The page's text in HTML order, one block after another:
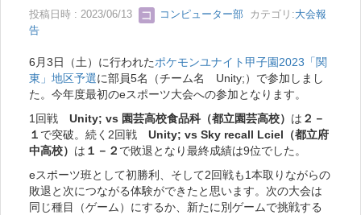
投稿日時 : 2023/06/13 コンピューター部 カテゴリ:大会報
告
6月3日（土）に行われたポケモンユナイト甲子園2023「関
東」地区予選に部員5名（チーム名 Unity;）で参加しまし
た。今年度最初のeスポーツ大会への参加となります。
1回戦 Unity; vs 園芸高校食品科（都立園芸高校） は ２－
１ で突破。続く2回戦 Unity; vs Sky recall Lciel（都立府
中高校） は １－２ で敗退となり最終成績は9位でした。
eスポーツ班として初勝利、そして2回戦も1本取りながらの
敗退と次につながる体験ができたと思います。次の大会は
同じ種目（ゲーム）にするか、新たに別ゲームで挑戦する